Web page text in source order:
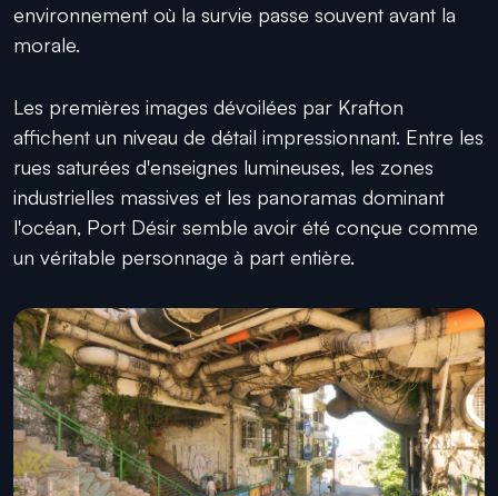
environnement où la survie passe souvent avant la
morale.
Les premières images dévoilées par Krafton
affichent un niveau de détail impressionnant. Entre les
rues saturées d'enseignes lumineuses, les zones
industrielles massives et les panoramas dominant
l'océan, Port Désir semble avoir été conçue comme
un véritable personnage à part entière.